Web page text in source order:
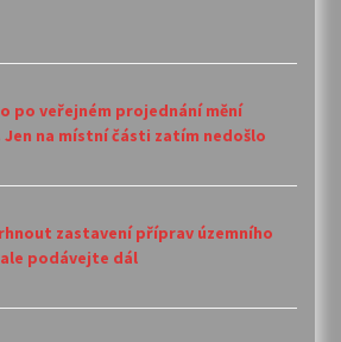
po veřejném projednání mění
na místní části zatím nedošlo
zastavení příprav územního
podávejte dál